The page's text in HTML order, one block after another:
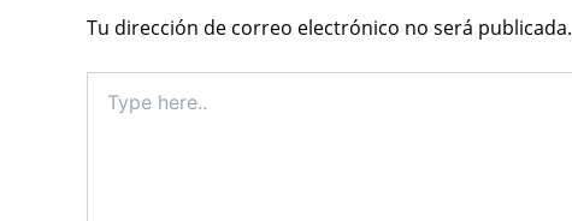
Tu dirección de correo electrónico no será publicada.
here..